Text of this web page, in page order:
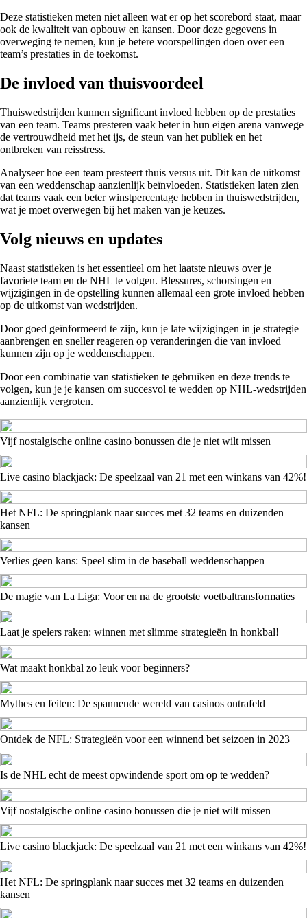
Deze statistieken meten niet alleen wat er op het scorebord staat, maar
ook de kwaliteit van opbouw en kansen. Door deze gegevens in
overweging te nemen, kun je betere voorspellingen doen over een
team’s prestaties in de toekomst.
De invloed van thuisvoordeel
Thuiswedstrijden kunnen significant invloed hebben op de prestaties
van een team. Teams presteren vaak beter in hun eigen arena vanwege
de vertrouwdheid met het ijs, de steun van het publiek en het
ontbreken van reisstress.
Analyseer hoe een team presteert thuis versus uit. Dit kan de uitkomst
van een weddenschap aanzienlijk beïnvloeden. Statistieken laten zien
dat teams vaak een beter winstpercentage hebben in thuiswedstrijden,
wat je moet overwegen bij het maken van je keuzes.
Volg nieuws en updates
Naast statistieken is het essentieel om het laatste nieuws over je
favoriete team en de NHL te volgen. Blessures, schorsingen en
wijzigingen in de opstelling kunnen allemaal een grote invloed hebben
op de uitkomst van wedstrijden.
Door goed geïnformeerd te zijn, kun je late wijzigingen in je strategie
aanbrengen en sneller reageren op veranderingen die van invloed
kunnen zijn op je weddenschappen.
Door een combinatie van statistieken te gebruiken en deze trends te
volgen, kun je je kansen om succesvol te wedden op NHL-wedstrijden
aanzienlijk vergroten.
Vijf nostalgische online casino bonussen die je niet wilt missen
Live casino blackjack: De speelzaal van 21 met een winkans van 42%!
Het NFL: De springplank naar succes met 32 teams en duizenden
kansen
Verlies geen kans: Speel slim in de baseball weddenschappen
De magie van La Liga: Voor en na de grootste voetbaltransformaties
Laat je spelers raken: winnen met slimme strategieën in honkbal!
Wat maakt honkbal zo leuk voor beginners?
Mythes en feiten: De spannende wereld van casinos ontrafeld
Ontdek de NFL: Strategieën voor een winnend bet seizoen in 2023
Is de NHL echt de meest opwindende sport om op te wedden?
Vijf nostalgische online casino bonussen die je niet wilt missen
Live casino blackjack: De speelzaal van 21 met een winkans van 42%!
Het NFL: De springplank naar succes met 32 teams en duizenden
kansen